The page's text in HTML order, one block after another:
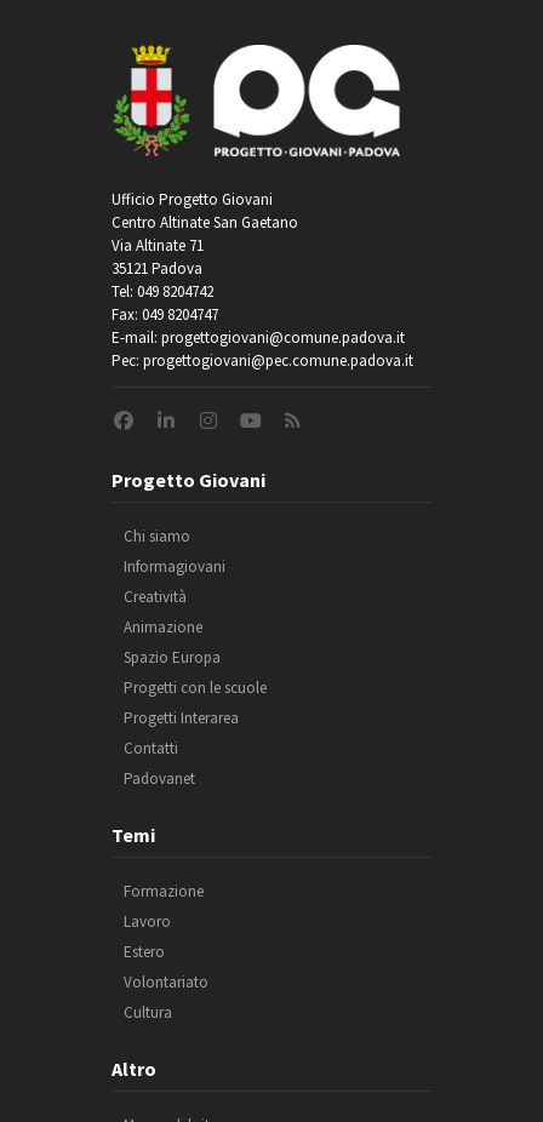
Ufficio Progetto Giovani
Centro Altinate San Gaetano
Via Altinate 71
35121 Padova
Tel: 049 8204742
Fax: 049 8204747
E-mail: progettogiovani@comune.padova.it
Pec: progettogiovani@pec.comune.padova.it
Progetto Giovani
Chi siamo
Informagiovani
Creatività
Animazione
Spazio Europa
Progetti con le scuole
Progetti Interarea
Contatti
Padovanet
Temi
Formazione
Lavoro
Estero
Volontariato
Cultura
Altro